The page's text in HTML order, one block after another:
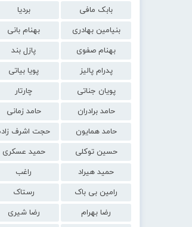
بابک مافی
بردیا
بنیامین بهادری
بهنام بانی
بهنام صفوی
پازل بند
پدرام پالیز
پویا بیاتی
پویان جناتی
چارتار
حامد برادران
حامد زمانی
حامد همایون
حجت اشرف
حسین توکلی
حمید عسکری
حمید هیراد
راغب
رامین بی باک
رستاک
رضا بهرام
رضا شیری